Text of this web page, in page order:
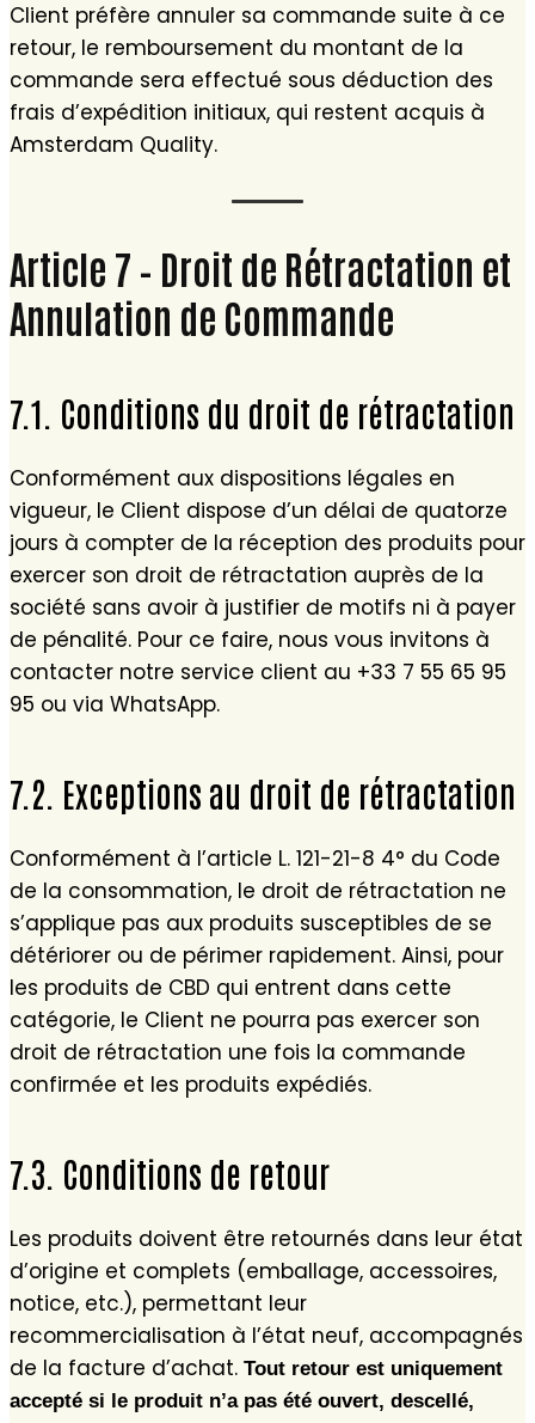
Client préfère annuler sa commande suite à ce
retour, le remboursement du montant de la
commande sera effectué sous déduction des
frais d’expédition initiaux, qui restent acquis à
Amsterdam Quality.
Article 7 – Droit de Rétractation et
Annulation de Commande
7.1. Conditions du droit de rétractation
Conformément aux dispositions légales en
vigueur, le Client dispose d’un délai de quatorze
jours à compter de la réception des produits pour
exercer son droit de rétractation auprès de la
société sans avoir à justifier de motifs ni à payer
de pénalité. Pour ce faire, nous vous invitons à
contacter notre service client au +33 7 55 65 95
95 ou via WhatsApp.
7.2. Exceptions au droit de rétractation
Conformément à l’article L. 121-21-8 4° du Code
de la consommation, le droit de rétractation ne
s’applique pas aux produits susceptibles de se
détériorer ou de périmer rapidement. Ainsi, pour
les produits de CBD qui entrent dans cette
catégorie, le Client ne pourra pas exercer son
droit de rétractation une fois la commande
confirmée et les produits expédiés.
7.3. Conditions de retour
Les produits doivent être retournés dans leur état
d’origine et complets (emballage, accessoires,
notice, etc.), permettant leur
recommercialisation à l’état neuf, accompagnés
de la facture d’achat. Tout retour est uniquement
accepté si le produit n’a pas été ouvert, descellé,